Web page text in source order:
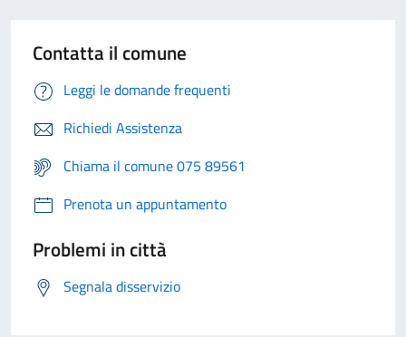
Contatta il comune
Leggi le domande frequenti
Richiedi Assistenza
Chiama il comune 075 89561
Prenota un appuntamento
Problemi in città
Segnala disservizio